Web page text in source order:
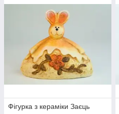
Фігурка з кераміки Заєць